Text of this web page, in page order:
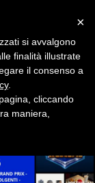
×
si avvalgono
finalità illustrate
il consenso a
.
cliccando
maniera,